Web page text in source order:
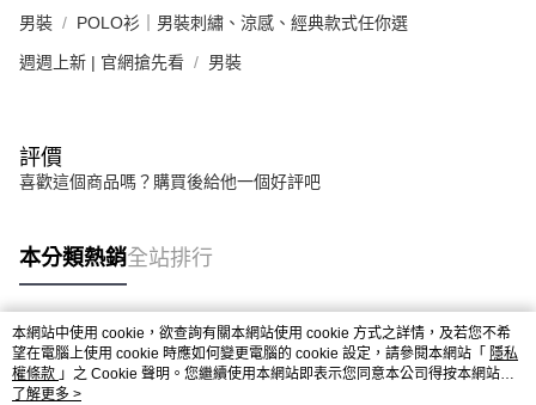
男裝 POLO衫｜男裝刺繡、涼感、經典款式任你選
週週上新 | 官網搶先看 男裝
評價
喜歡這個商品嗎？購買後給他一個好評吧
本分類熱銷全站排行
熱門標籤
本網站中使用 cookie，欲查詢有關本網站使用 cookie 方式之詳情，及若您不希
望在電腦上使用 cookie 時應如何變更電腦的 cookie 設定，請參閱本網站「 隱私
權條款 」之 Cookie 聲明。您繼續使用本網站即表示您同意本公司得按本網站使
用條款之 Cookie 聲明使用 cookie。
了解更多 >